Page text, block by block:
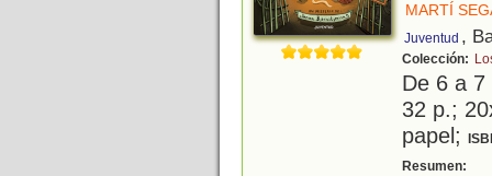
MARTÍ
Juventud ,
Colección:
De 6 a
32 p.;
papel;
Resumen: